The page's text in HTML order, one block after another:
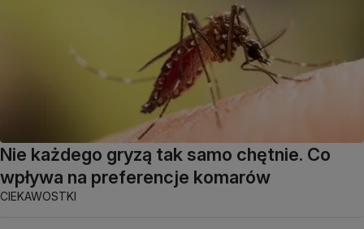
Nie każdego gryzą tak samo chętnie. Co
wpływa na preferencje komarów
CIEKAWOSTKI